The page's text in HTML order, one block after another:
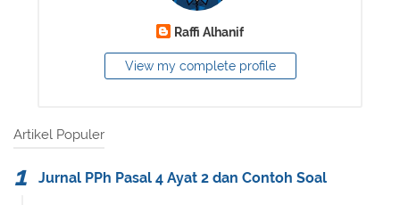
Raffi Alhanif
View my complete profile
Artikel Populer
Jurnal PPh Pasal 4 Ayat 2 dan Contoh Soal